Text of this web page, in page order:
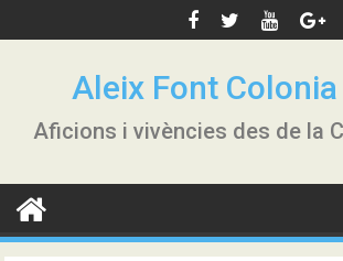
to
Aleix Font
Aficions i vivències des de la